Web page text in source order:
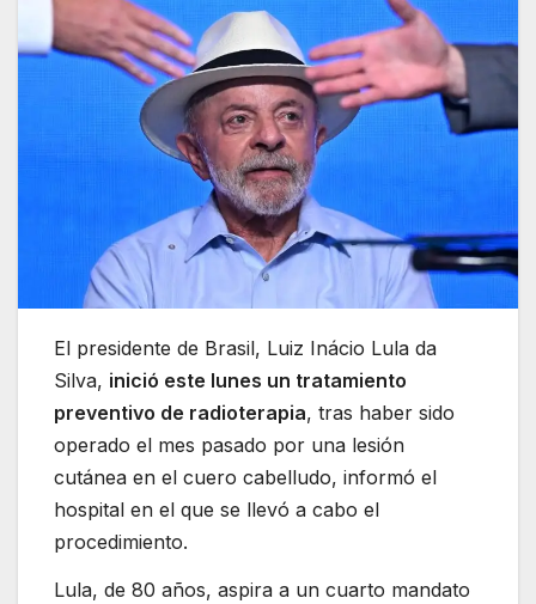
El presidente de Brasil, Luiz Inácio Lula da
Silva, inició este lunes un tratamiento
preventivo de radioterapia, tras haber sido
operado el mes pasado por una lesión
cutánea en el cuero cabelludo, informó el
hospital en el que se llevó a cabo el
procedimiento.
Lula, de 80 años, aspira a un cuarto mandato